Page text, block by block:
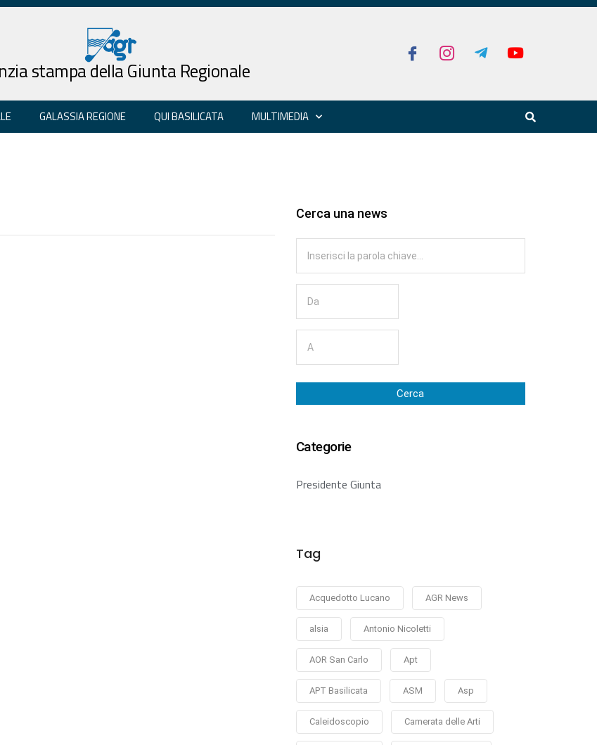
stampa della Giunta Regionale
GALASSIA REGIONE QUI BASILICATA MULTIMEDIA
Cerca una news
Cerca
Categorie
Presidente Giunta
Tag
Acquedotto Lucano AGR News
alsia Antonio Nicoletti
AOR San Carlo Apt
APT Basilicata ASM Asp
Caleidoscopio Camerata delle Arti